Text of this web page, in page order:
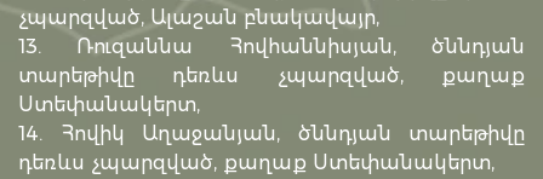
չպարզված, Ալաշան բնակավայր,
13. Ռուզաննա Հովհաննիսյան, ծննդյան
տարեթիվը դեռևս չպարզված, քաղաք
Ստեփանակերտ,
14. Հովիկ Աղաջանյան, ծննդյան տարեթիվը
դեռևս չպարզված, քաղաք Ստեփանակերտ,